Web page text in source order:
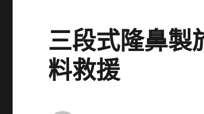
三段式隆鼻製
料救援